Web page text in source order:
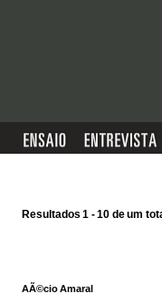
Resultados 1 - 10 de um
AÃ©cio Amaral